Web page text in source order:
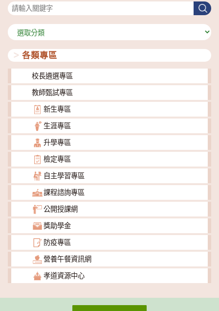
搜
尋
分
類
各類專區
校長遴選專區
教師甄試專區
新生專區
生涯專區
升學專區
檢定專區
自主學習專區
課程諮詢專區
公開授課網
獎助學金
防疫專區
營養午餐資訊網
孝道資源中心